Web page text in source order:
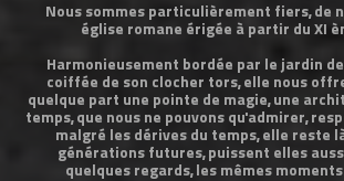
Nous sommes particulièrement fiers, de
église romane érigée à partir du XI
Harmonieusement bordée par le jardin
coiffée de son clocher tors, elle nous
quelque part une pointe de magie, une
temps, que nous ne pouvons qu'admirer,
malgré les dérives du temps, elle reste
générations futures, puissent elles
quelques regards, les mêmes